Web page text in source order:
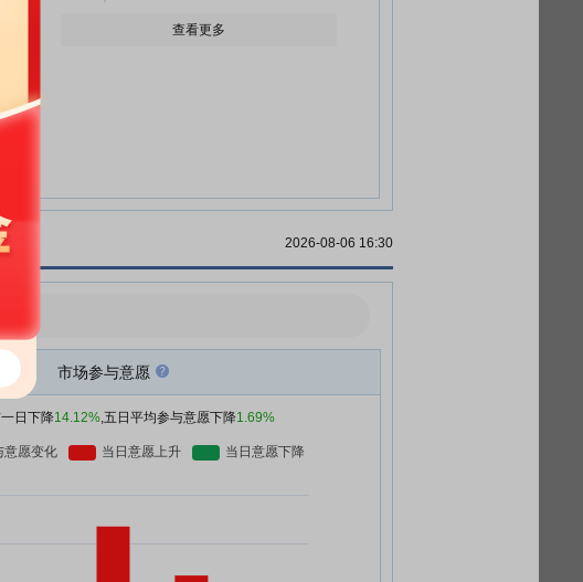
查看更多
2026-08-06 16:30
弱
市场参与意愿
日下降14.12%,五日平均参与意愿下降1.69%